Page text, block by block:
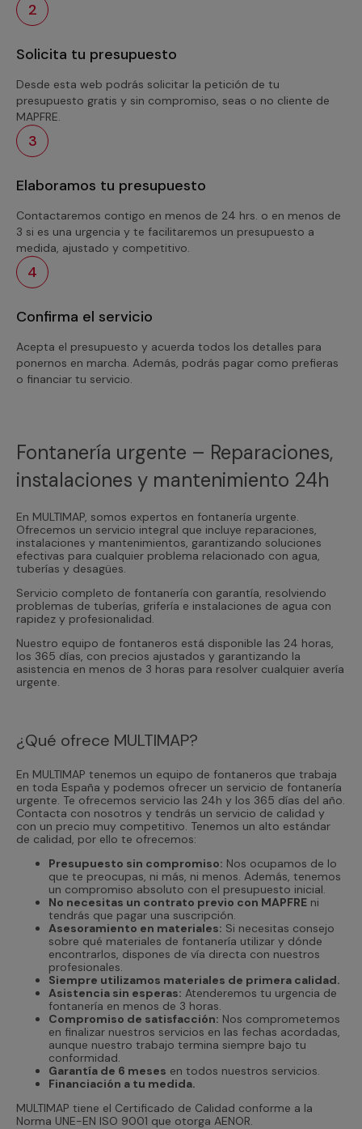
2
Solicita tu presupuesto
Desde esta web podrás solicitar la petición de tu
presupuesto gratis y sin compromiso, seas o no cliente de
MAPFRE.
3
Elaboramos tu presupuesto
Contactaremos contigo en menos de 24 hrs. o en menos de
3 si es una urgencia y te facilitaremos un presupuesto a
medida, ajustado y competitivo.
4
Confirma el servicio
Acepta el presupuesto y acuerda todos los detalles para
ponernos en marcha. Además, podrás pagar como prefieras
o financiar tu servicio.
Fontanería urgente – Reparaciones,
instalaciones y mantenimiento 24h
En MULTIMAP, somos expertos en fontanería urgente.
Ofrecemos un servicio integral que incluye reparaciones,
instalaciones y mantenimientos, garantizando soluciones
efectivas para cualquier problema relacionado con agua,
tuberías y desagües.
Servicio completo de fontanería con garantía, resolviendo
problemas de tuberías, grifería e instalaciones de agua con
rapidez y profesionalidad.
Nuestro equipo de fontaneros está disponible las 24 horas,
los 365 días, con precios ajustados y garantizando la
asistencia en menos de 3 horas para resolver cualquier avería
urgente.
¿Qué ofrece MULTIMAP?
En MULTIMAP tenemos un equipo de fontaneros que trabaja
en toda España y podemos ofrecer un servicio de fontanería
urgente. Te ofrecemos servicio las 24h y los 365 días del año.
Contacta con nosotros y tendrás un servicio de calidad y
con un precio muy competitivo. Tenemos un alto estándar
de calidad, por ello te ofrecemos:
Presupuesto sin compromiso: Nos ocupamos de lo
que te preocupas, ni más, ni menos. Además, tenemos
un compromiso absoluto con el presupuesto inicial.
No necesitas un contrato previo con MAPFRE ni
tendrás que pagar una suscripción.
Asesoramiento en materiales: Si necesitas consejo
sobre qué materiales de fontanería utilizar y dónde
encontrarlos, dispones de vía directa con nuestros
profesionales.
Siempre utilizamos materiales de primera calidad.
Asistencia sin esperas: Atenderemos tu urgencia de
fontanería en menos de 3 horas.
Compromiso de satisfacción: Nos comprometemos
en finalizar nuestros servicios en las fechas acordadas,
aunque nuestro trabajo termina siempre bajo tu
conformidad.
Garantía de 6 meses en todos nuestros servicios.
Financiación a tu medida.
MULTIMAP tiene el Certificado de Calidad conforme a la
Norma UNE-EN ISO 9001 que otorga AENOR.